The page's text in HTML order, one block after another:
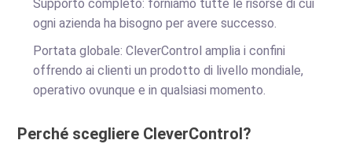
Supporto completo: forniamo tutte le risorse di cui
ogni azienda ha bisogno per avere successo.
Portata globale: CleverControl amplia i confini
offrendo ai clienti un prodotto di livello mondiale,
operativo ovunque e in qualsiasi momento.
Perché scegliere CleverControl?